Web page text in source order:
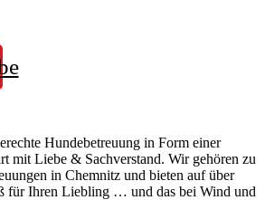
Hundebetreuung in Form einer
mit Liebe & Sachverstand. Wir gehören zu
in Chemnitz und bieten auf über
für Ihren Liebling … und das bei Wind und